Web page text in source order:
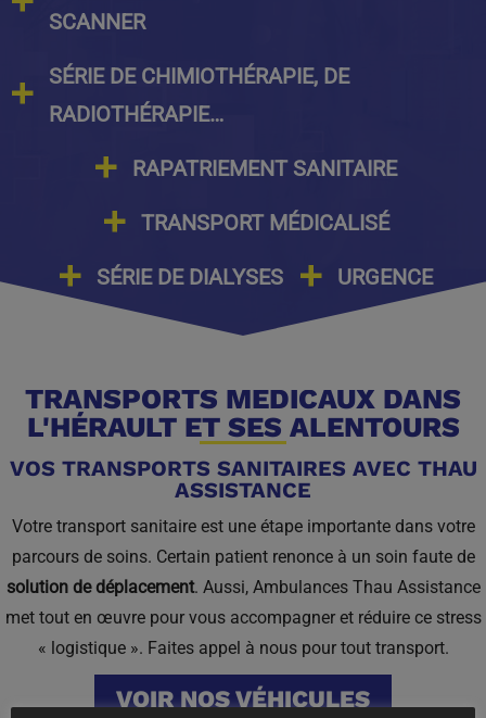
SCANNER
SÉRIE DE CHIMIOTHÉRAPIE, DE
RADIOTHÉRAPIE…
RAPATRIEMENT SANITAIRE
TRANSPORT MÉDICALISÉ
SÉRIE DE DIALYSES URGENCE
TRANSPORTS MÉDICAUX DANS
L'HÉRAULT ET SES ALENTOURS
VOS TRANSPORTS SANITAIRES AVEC THAU
ASSISTANCE
Votre transport sanitaire est une étape importante dans votre
parcours de soins. Certain patient renonce à un soin faute de
solution de déplacement. Aussi, Ambulances Thau Assistance
met tout en œuvre pour vous accompagner et réduire ce stress
« logistique ». Faites appel à nous pour tout transport.
VOIR NOS VÉHICULES